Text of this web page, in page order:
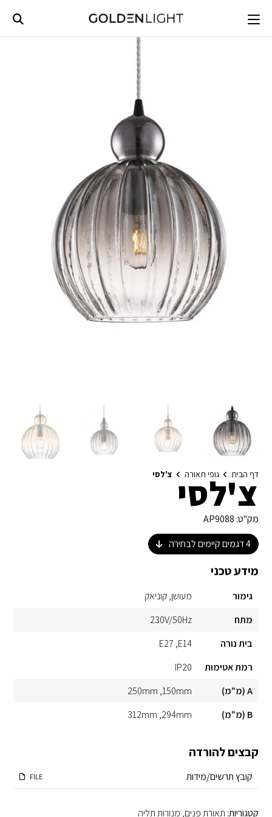
content
דף הבית גופי תאורה צ'לסי צ'לסי
מק"ט: AP9088
4דגמים קיימים לבחירה
מידע טכני
גימור מעושן קוניאק
מתח
230V/50Hz
בית נורה
E14
E27
רמת אטימות
IP20
A (מ"מ)
150mm
250mm
B (מ"מ)
294mm
312mm
קבצים להורדה
קובץ תרשים/מידות FILE
קטגוריות: תאורת פנים, מנורות תליה